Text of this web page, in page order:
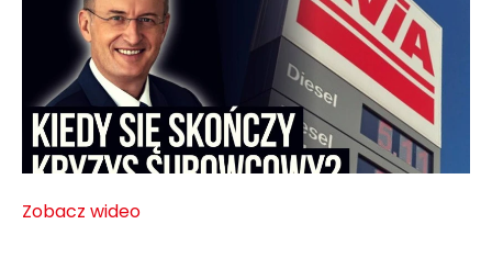
Zobacz wideo